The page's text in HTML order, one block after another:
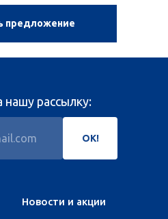
предложение
Новости и акции
нашу рассылку:
ОК!